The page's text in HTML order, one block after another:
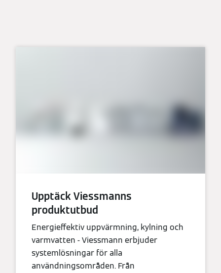
Upptäck Viessmanns
produktutbud
Energieffektiv uppvärmning, kylning och
varmvatten - Viessmann erbjuder
systemlösningar för alla
användningsområden. Från